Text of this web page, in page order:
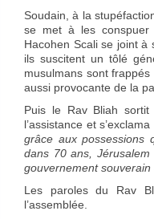
Soudain, à la
se met à les conspuer
Hacohen Scali se joint à
ils suscitent un tôlé
musulmans sont
aussi provocante de la
Puis le Rav Bliah sortit
l’assistance et
grâce aux possessions
dans 70 ans,
gouvernement souverain
Les paroles du Rav
l’assemblée.